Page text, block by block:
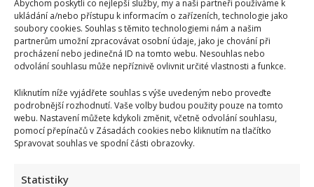
Abychom poskytli co nejlepší služby, my a naši partneři používáme k
ukládání a/nebo přístupu k informacím o zařízeních, technologie jako
soubory cookies. Souhlas s těmito technologiemi nám a našim
partnerům umožní zpracovávat osobní údaje, jako je chování při
procházení nebo jedinečná ID na tomto webu. Nesouhlas nebo
odvolání souhlasu může nepříznivě ovlivnit určité vlastnosti a funkce.
Kliknutím níže vyjádřete souhlas s výše uvedeným nebo proveďte
podrobnější rozhodnutí. Vaše volby budou použity pouze na tomto
webu. Nastavení můžete kdykoli změnit, včetně odvolání souhlasu,
pomocí přepínačů v Zásadách cookies nebo kliknutím na tlačítko
Spravovat souhlas ve spodní části obrazovky.
Statistiky